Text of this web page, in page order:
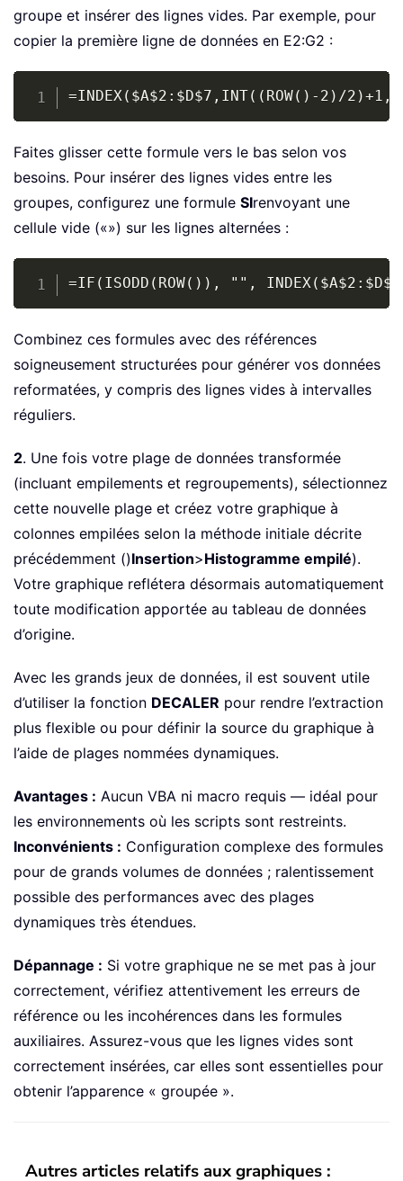
groupe et insérer des lignes vides. Par exemple, pour
copier la première ligne de données en E2:G2 :
=INDEX($A$2:$D$7,INT((ROW()-2)/
Copy
Faites glisser cette formule vers le bas selon vos
besoins. Pour insérer des lignes vides entre les
groupes, configurez une formule SIrenvoyant une
cellule vide («») sur les lignes alternées :
=IF(ISODD(ROW()), "", Copy
Combinez ces formules avec des références
soigneusement structurées pour générer vos données
reformatées, y compris des lignes vides à intervalles
réguliers.
2. Une fois votre plage de données transformée
(incluant empilements et regroupements), sélectionnez
cette nouvelle plage et créez votre graphique à
colonnes empilées selon la méthode initiale décrite
précédemment ()Insertion>Histogramme empilé).
Votre graphique reflétera désormais automatiquement
toute modification apportée au tableau de données
d’origine.
Avec les grands jeux de données, il est souvent utile
d’utiliser la fonction DECALER pour rendre l’extraction
plus flexible ou pour définir la source du graphique à
l’aide de plages nommées dynamiques.
Avantages : Aucun VBA ni macro requis — idéal pour
les environnements où les scripts sont restreints.
Inconvénients : Configuration complexe des formules
pour de grands volumes de données ; ralentissement
possible des performances avec des plages
dynamiques très étendues.
Dépannage : Si votre graphique ne se met pas à jour
correctement, vérifiez attentivement les erreurs de
référence ou les incohérences dans les formules
auxiliaires. Assurez-vous que les lignes vides sont
correctement insérées, car elles sont essentielles pour
obtenir l’apparence « groupée ».
Autres articles relatifs aux graphiques :